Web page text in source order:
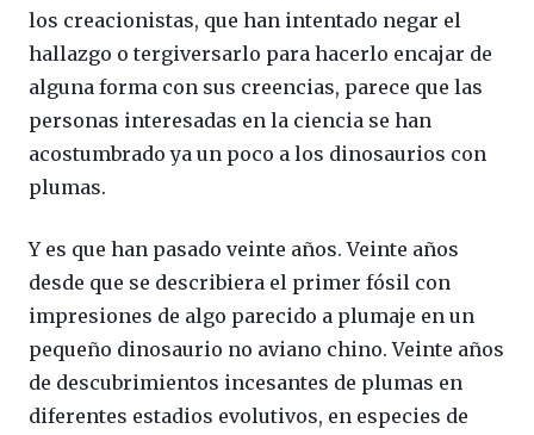
los creacionistas, que han intentado negar el
hallazgo o tergiversarlo para hacerlo encajar de
alguna forma con sus creencias, parece que las
personas interesadas en la ciencia se han
acostumbrado ya un poco a los dinosaurios con
plumas.
Y es que han pasado veinte años. Veinte años
desde que se describiera el primer fósil con
impresiones de algo parecido a plumaje en un
pequeño dinosaurio no aviano chino. Veinte años
de descubrimientos incesantes de plumas en
diferentes estadios evolutivos, en especies de